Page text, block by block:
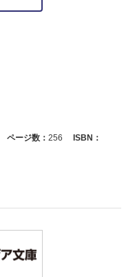
ページ数： 256
ISBN：